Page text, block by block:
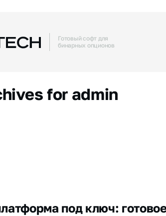
Готовый софт для
бинарных опционов
for admin
под ключ: